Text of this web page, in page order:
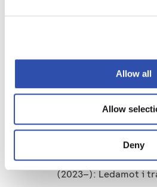
Allow all
Allow
Deny
Oy, verkställande
Förtroendeuppdrag
(2023–):
Linja-autoliitto
styrelsemedlem
Helsingforsregionens
(2023–): Ledamot i